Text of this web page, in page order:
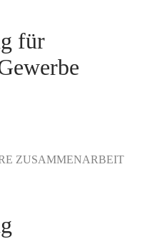
für
ZUSAMMENARBEIT